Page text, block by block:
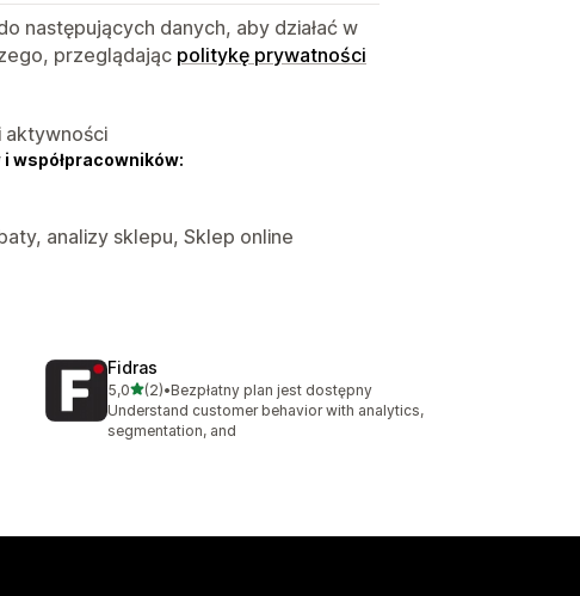
następujących danych, aby działać w
przeglądając politykę prywatności
aktywności
współpracowników:
analizy sklepu, Sklep online
Fidras
5,0na 5 gwiazdek
(2)
Łączna liczba recenzji: 2
•Bezpłatny plan jest dostępny
Understand customer behavior with analytics,
segmentation, and